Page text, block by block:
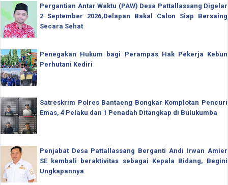
Pergantian Antar Waktu (PAW) Desa Pattallassang Digelar
2 September 2026,Delapan Bakal Calon Siap Bersaing
Secara Sehat
Penegakan Hukum bagi Perampas Hak Pekerja Kebun
Perhutani Kediri
Satreskrim Polres Bantaeng Bongkar Komplotan Pencuri
Emas, 4 Pelaku dan 1 Penadah Ditangkap di Bulukumba
Penjabat Desa Pattallassang Berganti Andi Irwan Amier
SE kembali beraktivitas sebagai Kepala Bidang, Begini
Ungkapannya